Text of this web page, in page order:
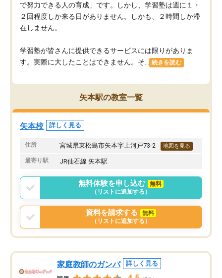
で努力できる人の育成」です。しかし、学習塾は週に１・
２回程度しか来る日がありません。しかも、２時間しか滞
在しません。
学習塾が皆さんに提供できるサービスには限りがありま
す。実際に大したことはできません。そ...
続きを読む
矢本駅の教室一覧
矢本校 詳しく見る
住所 宮城県東松島市矢本字上河戸73-2 地図を見る
最寄り駅 JR仙石線 矢本駅
無料体験を申し込む
無料
（リストに追加する）
資料を請求する
無料
（リストに追加する）
家庭教師のガンバ 詳しく見る